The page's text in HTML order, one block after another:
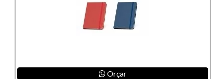
Orçar